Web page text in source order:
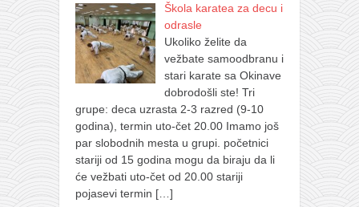
Škola karatea za decu i
odrasle
Ukoliko želite da
vežbate samoodbranu i
stari karate sa Okinave
dobrodošli ste! Tri
grupe: deca uzrasta 2-3 razred (9-10
godina), termin uto-čet 20.00 Imamo još
par slobodnih mesta u grupi. početnici
stariji od 15 godina mogu da biraju da li
će vežbati uto-čet od 20.00 stariji
pojasevi termin […]